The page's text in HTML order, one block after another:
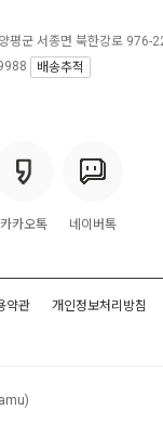
카카오톡 네이버톡
평군 서종면 북한강로 976-
배송추적
약관 개인정보처리방침